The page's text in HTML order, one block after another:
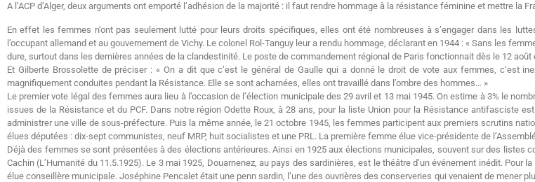
A l’ACP d’Alger, deux arguments ont emporté l’adhésion de la majorité : il faut rendre hommage à la résistance féminine et mettre la
En effet les femmes n’ont pas seulement lutté pour leurs droits spécifiques, elles ont été nombreuses à s’engager dans les
l’occupant allemand et au gouvernement de Vichy. Le colonel Rol-Tanguy leur a rendu hommage, déclarant en 1944 : « Sans les
dure, surtout dans les dernières années de la clandestinité. Le poste de commandement régional de Paris fonctionnait dès le 12 août
Et Gilberte Brossolette de préciser : « On a dit que c’est le général de Gaulle qui a donné le droit de vote aux femmes, c’est
magnifiquement conduites pendant la Résistance. Elle se sont acharnées, elles ont travaillé dans l’ombre des hommes… »
Le premier vote légal des femmes aura lieu à l’occasion de l’élection municipale des 29 avril et 13 mai 1945. On estime à 3% le
issues de la Résistance et du PCF. Dans notre région Odette Roux, à 28 ans, pour la liste Union pour la Résistance antifasciste
administrer une ville de sous-préfecture. Puis la même année, le 21 octobre 1945, les femmes participent aux premiers scrutins
élues députées : dix-sept communistes, neuf MRP, huit socialistes et une PRL. La première femme élue vice-présidente de
Déjà des femmes se sont présentées à des élections antérieures. Ainsi en 1925 aux élections municipales, souvent sur des listes
Cachin (L’Humanité du 11.5.1925). Le 3 mai 1925, Douarnenez, au pays des sardinières, est le théâtre d’un événement inédit.
élue conseillère municipale. Joséphine Pencalet était une penn sardin, l’une des ouvrières des conserveries qui venaient de mener